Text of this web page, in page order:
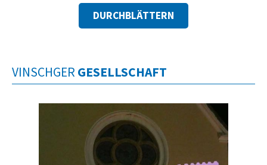
DURCHBLÄTTERN
VINSCHGER GESELLSCHAFT